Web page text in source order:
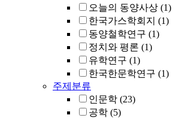
오늘의 동양사상 (1)
한국가스학회지 (1)
동양철학연구 (1)
정치와 평론 (1)
유학연구 (1)
한국한문학연구 (1)
주제분류
인문학 (23)
공학 (5)